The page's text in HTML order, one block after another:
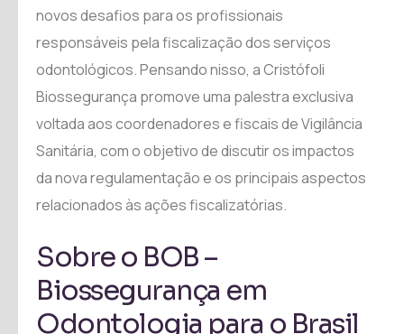
novos desafios para os profissionais
responsáveis pela fiscalização dos serviços
odontológicos. Pensando nisso, a Cristófoli
Biossegurança promove uma palestra exclusiva
voltada aos coordenadores e fiscais de Vigilância
Sanitária, com o objetivo de discutir os impactos
da nova regulamentação e os principais aspectos
relacionados às ações fiscalizatórias.
Sobre o BOB –
Biossegurança em
Odontologia para o Brasil